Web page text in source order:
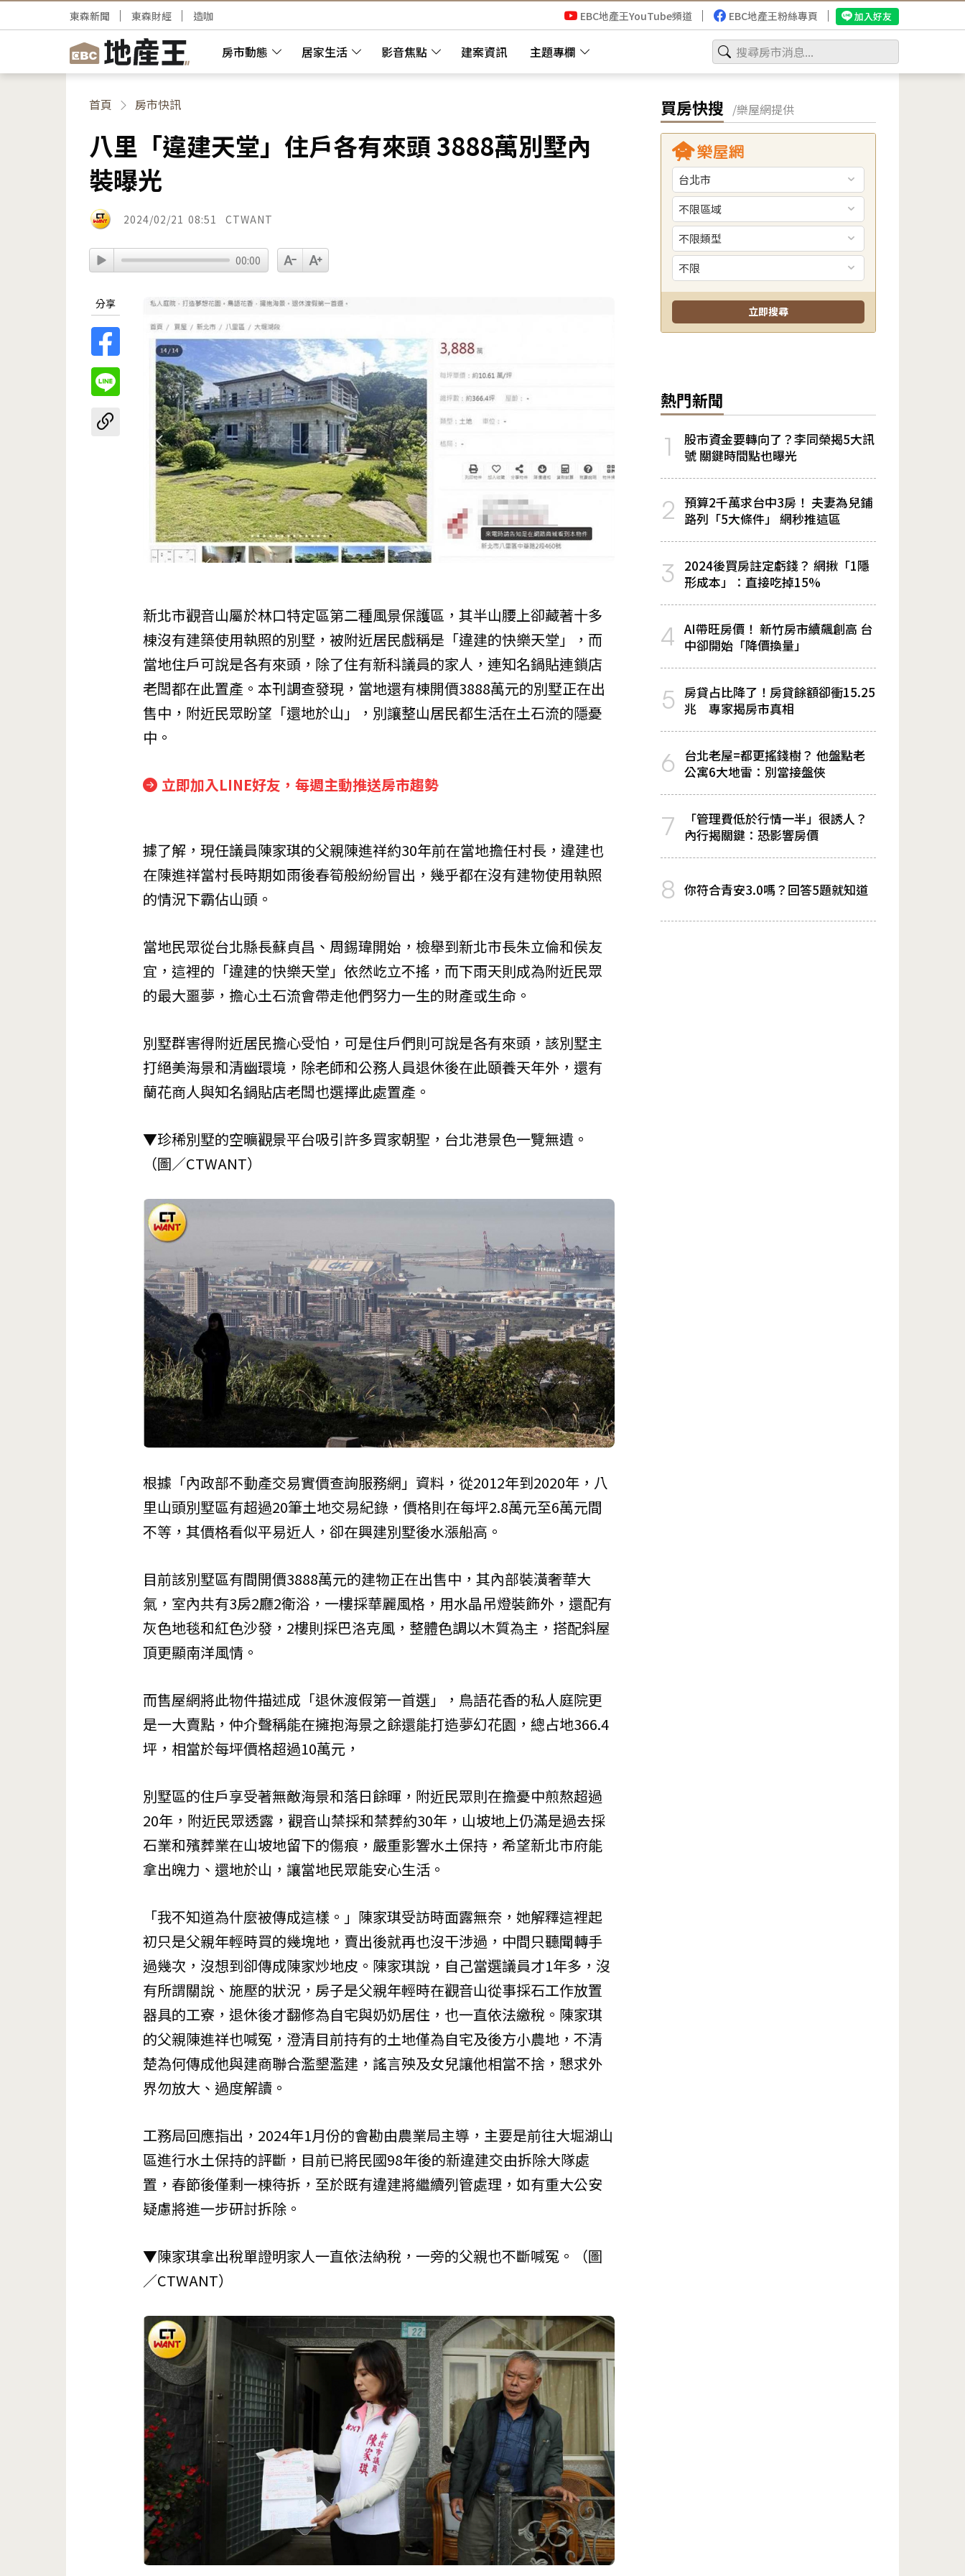
房市動態 居家生活 影音焦點 建案資訊 主題專欄
東森新聞 東森財經 造咖 EBC地產王YouTube頻道 EBC地產王粉絲專頁 加入好友
首頁 房市快訊
八里「違建天堂」住戶各有來頭 3888萬別墅內
裝曝光
2024/02/21 08:51 CTWANT
00:00
分享
新北市觀音山屬於林口特定區第二種風景保護區，其半山腰上卻藏著十多
棟沒有建築使用執照的別墅，被附近居民戲稱是「違建的快樂天堂」，而
當地住戶可說是各有來頭，除了住有新科議員的家人，連知名鍋貼連鎖店
老闆都在此置產。本刊調查發現，當地還有棟開價3888萬元的別墅正在出
售中，附近民眾盼望「還地於山」，別讓整山居民都生活在土石流的隱憂
中。
立即加入LINE好友，每週主動推送房市趨勢
據了解，現任議員陳家琪的父親陳進祥約30年前在當地擔任村長，違建也
在陳進祥當村長時期如雨後春筍般紛紛冒出，幾乎都在沒有建物使用執照
的情況下霸佔山頭。
當地民眾從台北縣長蘇貞昌、周錫瑋開始，檢舉到新北市長朱立倫和侯友
宜，這裡的「違建的快樂天堂」依然屹立不搖，而下雨天則成為附近民眾
的最大噩夢，擔心土石流會帶走他們努力一生的財產或生命。
別墅群害得附近居民擔心受怕，可是住戶們則可說是各有來頭，該別墅主
打絕美海景和清幽環境，除老師和公務人員退休後在此頤養天年外，還有
蘭花商人與知名鍋貼店老闆也選擇此處置產。
▼珍稀別墅的空曠觀景平台吸引許多買家朝聖，台北港景色一覽無遺。
（圖／CTWANT）
根據「內政部不動產交易實價查詢服務網」資料，從2012年到2020年，八
里山頭別墅區有超過20筆土地交易紀錄，價格則在每坪2.8萬元至6萬元間
不等，其價格看似平易近人，卻在興建別墅後水漲船高。
目前該別墅區有間開價3888萬元的建物正在出售中，其內部裝潢奢華大
氣，室內共有3房2廳2衛浴，一樓採華麗風格，用水晶吊燈裝飾外，還配有
灰色地毯和紅色沙發，2樓則採巴洛克風，整體色調以木質為主，搭配斜屋
頂更顯南洋風情。
而售屋網將此物件描述成「退休渡假第一首選」，鳥語花香的私人庭院更
是一大賣點，仲介聲稱能在擁抱海景之餘還能打造夢幻花園，總占地366.4
坪，相當於每坪價格超過10萬元，
別墅區的住戶享受著無敵海景和落日餘暉，附近民眾則在擔憂中煎熬超過
20年，附近民眾透露，觀音山禁採和禁葬約30年，山坡地上仍滿是過去採
石業和殯葬業在山坡地留下的傷痕，嚴重影響水土保持，希望新北市府能
拿出魄力、還地於山，讓當地民眾能安心生活。
「我不知道為什麼被傳成這樣。」陳家琪受訪時面露無奈，她解釋這裡起
初只是父親年輕時買的幾塊地，賣出後就再也沒干涉過，中間只聽聞轉手
過幾次，沒想到卻傳成陳家炒地皮。陳家琪說，自己當選議員才1年多，沒
有所謂關說、施壓的狀況，房子是父親年輕時在觀音山從事採石工作放置
器具的工寮，退休後才翻修為自宅與奶奶居住，也一直依法繳稅。陳家琪
的父親陳進祥也喊冤，澄清目前持有的土地僅為自宅及後方小農地，不清
楚為何傳成他與建商聯合濫墾濫建，謠言殃及女兒讓他相當不捨，懇求外
界勿放大、過度解讀。
工務局回應指出，2024年1月份的會勘由農業局主導，主要是前往大堀湖山
區進行水土保持的評斷，目前已將民國98年後的新違建交由拆除大隊處
置，春節後僅剩一棟待拆，至於既有違建將繼續列管處理，如有重大公安
疑慮將進一步研討拆除。
▼陳家琪拿出稅單證明家人一直依法納稅，一旁的父親也不斷喊冤。（圖
／CTWANT）
買房快搜 /樂屋網提供
熱門新聞
1
股市資金要轉向了？李同榮揭5大訊
號 關鍵時間點也曝光
2 預算2千萬求台中3房！ 夫妻為兒鋪
路列「5大條件」 網秒推這區
3
2024後買房註定虧錢？ 網揪「1隱
形成本」：直接吃掉15%
4 AI帶旺房價！ 新竹房市續飆創高 台
中卻開始「降價換量」
5 房貸占比降了！房貸餘額卻衝15.25
兆 專家揭房市真相
6
台北老屋=都更搖錢樹？ 他盤點老
公寓6大地雷：別當接盤俠
7
「管理費低於行情一半」很誘人？
內行揭關鍵：恐影響房價
8 你符合青安3.0嗎？回答5題就知道